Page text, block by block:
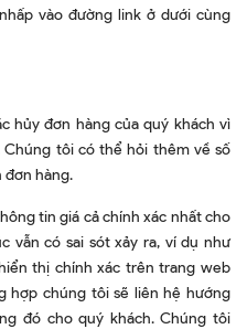
vào đường link ở dưới cùng
hủy đơn hàng của quý khách vì
tôi có thể hỏi thêm về số
đơn hàng.
tin giá cả chính xác nhất cho
vẫn có sai sót xảy ra, ví dụ như
thị chính xác trên trang web
hợp chúng tôi sẽ liên hệ hướng
đó cho quý khách. Chúng tôi